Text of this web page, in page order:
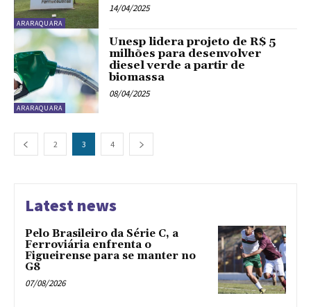
ARARAQUARA
14/04/2025
ARARAQUARA
Unesp lidera projeto de R$ 5
milhões para desenvolver
diesel verde a partir de
biomassa
08/04/2025
2 3 4
Latest news
Pelo Brasileiro da Série C, a
Ferroviária enfrenta o
Figueirense para se manter no
G8
07/08/2026